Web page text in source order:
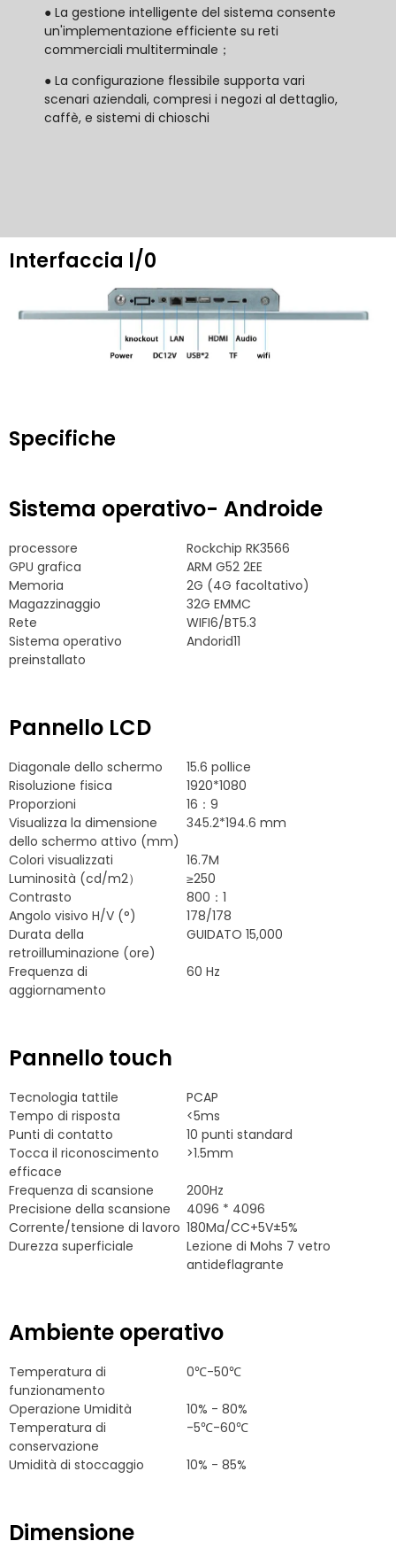
● La gestione intelligente del sistema consente
un'implementazione efficiente su reti
commerciali multiterminale；
● La configurazione flessibile supporta vari
scenari aziendali, compresi i negozi al dettaglio,
caffè, e sistemi di chioschi
Interfaccia l/0
Specifiche
Sistema operativo- Androide
processore
Rockchip RK3566
GPU grafica
ARM G52 2EE
Memoria
2G (4G facoltativo)
Magazzinaggio
32G EMMC
Rete
WIFI6/BT5.3
Sistema operativo
preinstallato
Andorid11
Pannello LCD
Diagonale dello schermo
15.6 pollice
Risoluzione fisica
1920*1080
Proporzioni
16：9
Visualizza la dimensione
dello schermo attivo (mm)
345.2*194.6 mm
Colori visualizzati
16.7M
Luminosità (cd/m2）
≥250
Contrasto
800：1
Angolo visivo H/V (°)
178/178
Durata della
retroilluminazione (ore)
GUIDATO 15,000
Frequenza di
aggiornamento
60 Hz
Pannello touch
Tecnologia tattile
PCAP
Tempo di risposta
<5ms
Punti di contatto
10 punti standard
Tocca il riconoscimento
efficace
>1.5mm
Frequenza di scansione
200Hz
Precisione della scansione
4096 * 4096
Corrente/tensione di lavoro 180Ma/CC+5V±5%
Durezza superficiale
Lezione di Mohs 7 vetro
antideflagrante
Ambiente operativo
Temperatura di
funzionamento
0℃-50℃
Operazione Umidità
10% - 80%
Temperatura di
conservazione
-5℃-60℃
Umidità di stoccaggio 10% - 85%
Dimensione